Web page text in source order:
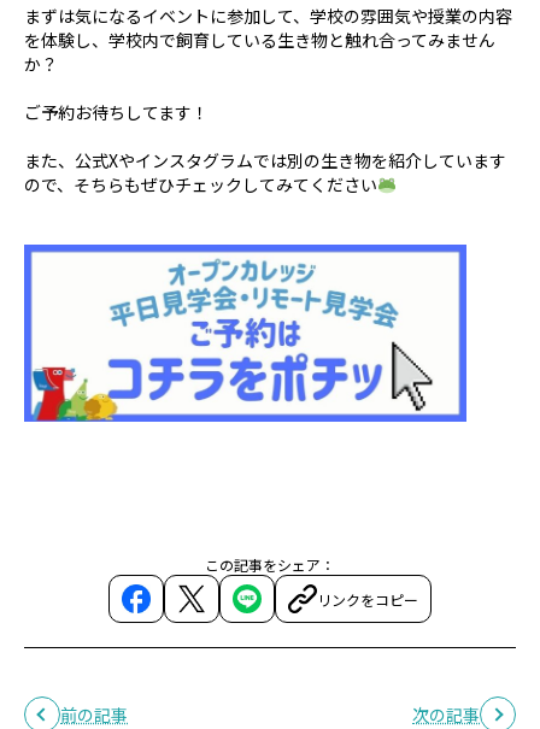
まずは気になるイベントに参加して、学校の雰囲気や授業の内容
を体験し、学校内で飼育している生き物と触れ合ってみません
か？
ご予約お待ちしてます！
また、公式Xやインスタグラムでは別の生き物を紹介しています
ので、そちらもぜひチェックしてみてください
この記事をシェア：
リンクをコピー
前の記事 次の記事